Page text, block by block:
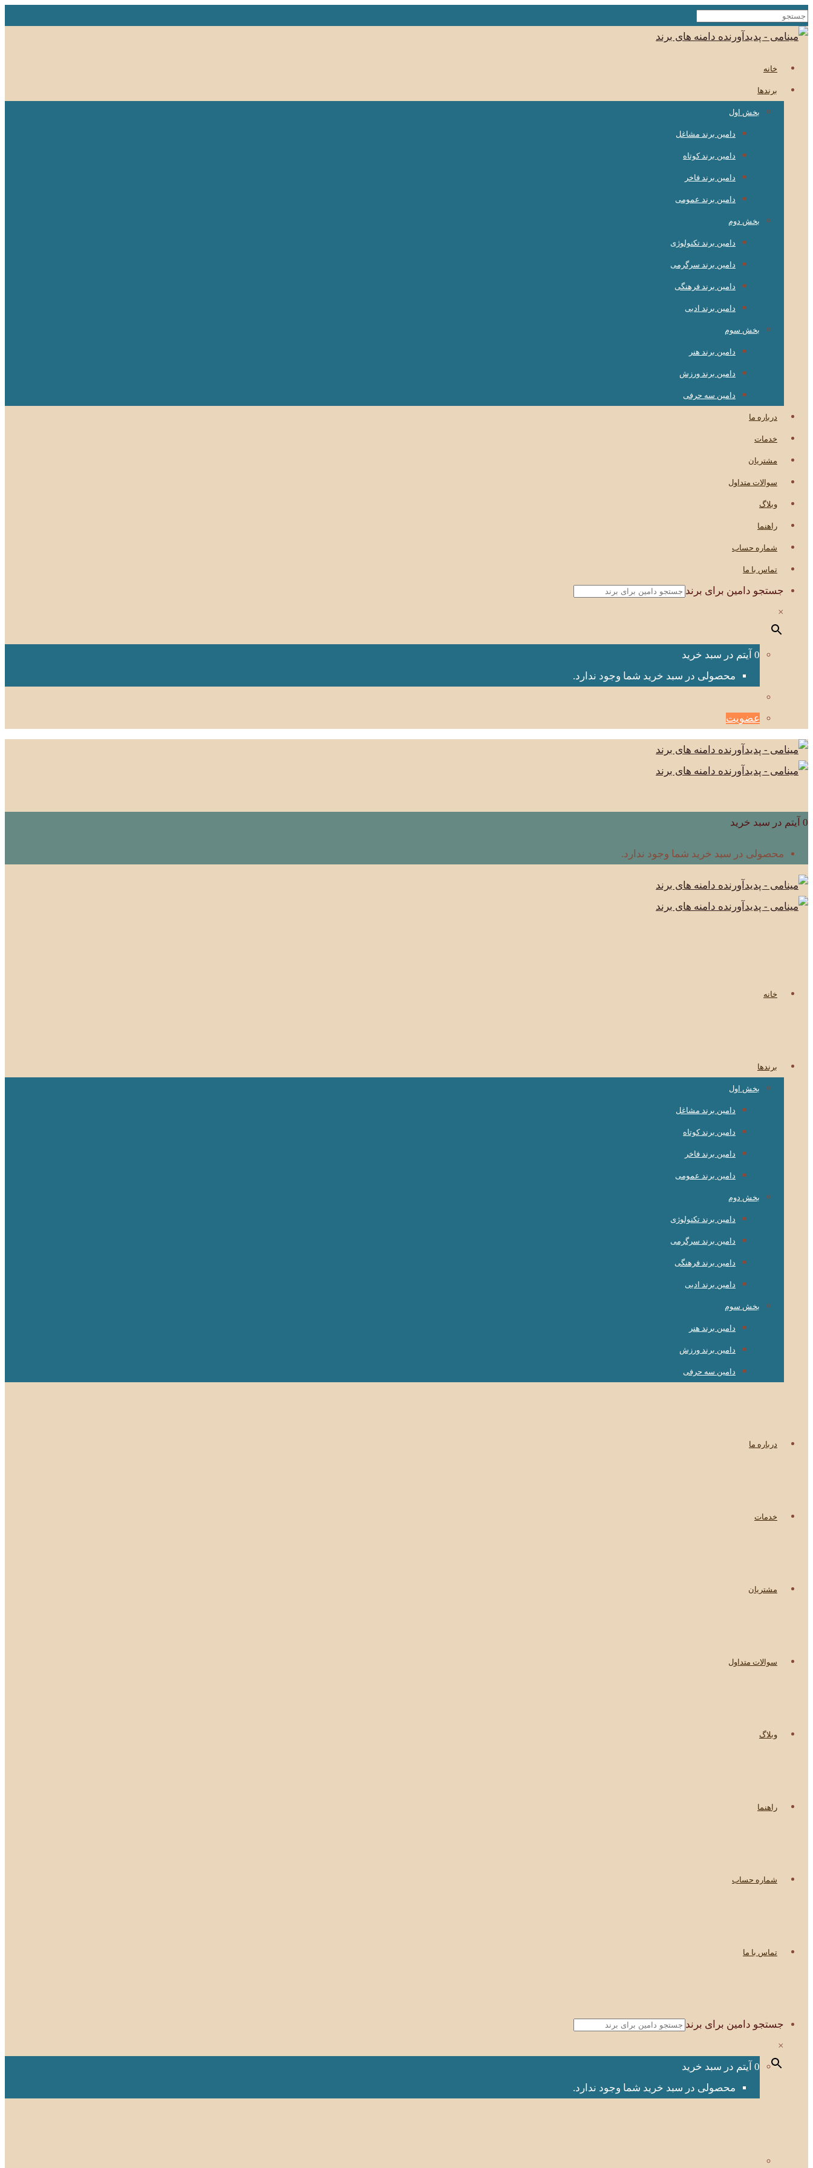
خانه
برندها
بخش اول
دامین برند مشاغل
دامین برند کوتاه
دامین برند فاخر
دامین برند عمومی
بخش دوم
دامین برند تکنولوژی
دامین برند سرگرمی
دامین برند فرهنگی
دامین برند ادبی
بخش سوم
دامین برند هنر
دامین برند ورزش
دامین سه حرفی
درباره ما
خدمات
مشتریان
سوالات متداول
وبلاگ
راهنما
شماره حساب
تماس با ما
جستجو دامین برای برند
×
0 آیتم در سبد خرید
محصولی در سبد خرید شما وجود ندارد.
عضویت
0 آیتم در سبد خرید
محصولی در سبد خرید شما وجود ندارد.
خانه
برندها
بخش اول
دامین برند مشاغل
دامین برند کوتاه
دامین برند فاخر
دامین برند عمومی
بخش دوم
دامین برند تکنولوژی
دامین برند سرگرمی
دامین برند فرهنگی
دامین برند ادبی
بخش سوم
دامین برند هنر
دامین برند ورزش
دامین سه حرفی
درباره ما
خدمات
مشتریان
سوالات متداول
وبلاگ
راهنما
شماره حساب
تماس با ما
جستجو دامین برای برند
×
0 آیتم در سبد خرید
محصولی در سبد خرید شما وجود ندارد.